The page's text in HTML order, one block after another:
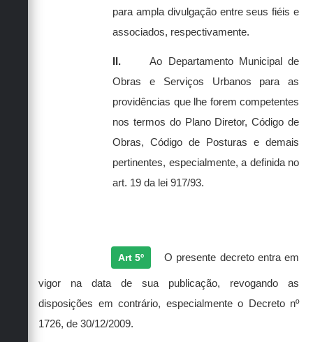
para ampla divulgação entre seus fiéis e
associados, respectivamente.
II.
Ao Departamento Municipal de
Obras e Serviços Urbanos para as
providências que lhe forem competentes
nos termos do Plano Diretor, Código de
Obras, Código de Posturas e demais
pertinentes, especialmente, a definida no
art. 19 da lei 917/93.
Art 5º O presente decreto entra em
vigor na data de sua publicação, revogando as
disposições em contrário, especialmente o Decreto nº
1726, de 30/12/2009.